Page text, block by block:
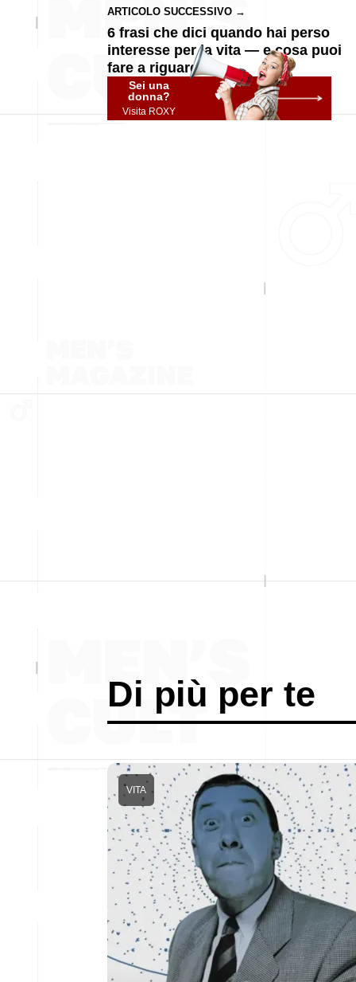
ARTICOLO SUCCESSIVO →
6 frasi che dici quando hai perso
interesse per la vita — e cosa puoi
fare a riguardo
Sei una
donna?
Visita ROXY
Di più per te
VITA